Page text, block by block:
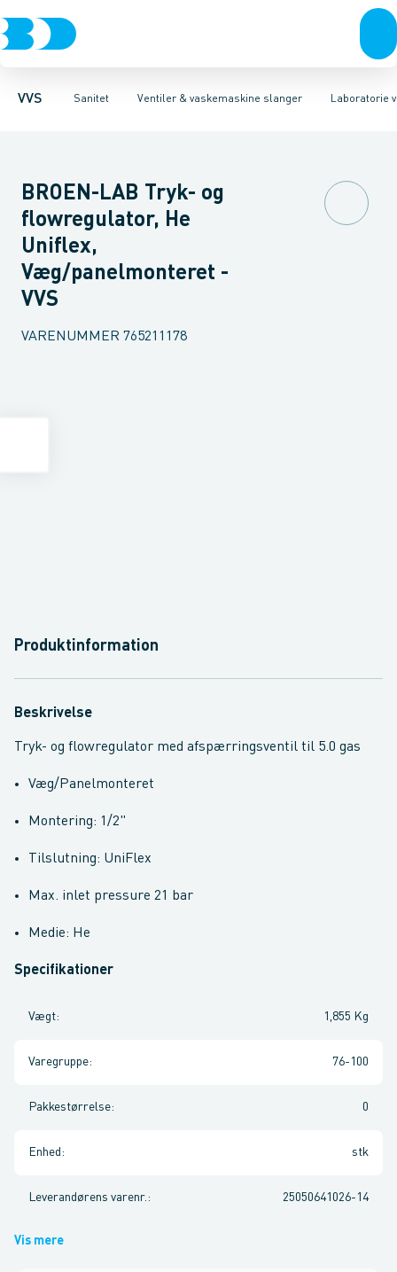
VVS Sanitet
Rør & fittingsPressfittings & rørKuglehaner & ventilerAfløb
Ventiler & vaskemaskine slanger
Toiletter, sæder og cisternerVaskeArmaturerBrusereLaboratorie
Servanteventiler Stopventiler & kuglehanerAftapventiler &
BROEN-LAB Tryk- og
flowregulator, He
Uniflex,
Væg/panelmonteret -
VVS
VARENUMMER 765211178
Produktinformation
Beskrivelse
Tryk- og flowregulator med afspærringsventil til 5.0 gas
Væg/Panelmonteret
Montering: 1/2"
Tilslutning: UniFlex
Max. inlet pressure 21 bar
Medie: He
Specifikationer
Vægt: 1,855 Kg
Varegruppe: 76-100
Pakkestørrelse: 0
Enhed : stk
Leverandørens varenr. : 25050641026-14
Vis mere